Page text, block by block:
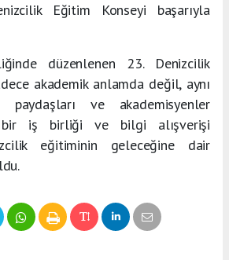
Eğitim Konseyi başarıyla
düzenlenen 23. Denizcilik
akademik anlamda değil, aynı
paydaşları ve akademisyenler
bir iş birliği ve bilgi alışverişi
eğitiminin geleceğine dair